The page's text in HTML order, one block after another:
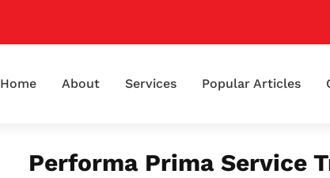
Home About Services Popular Articles
Performa Prima Service